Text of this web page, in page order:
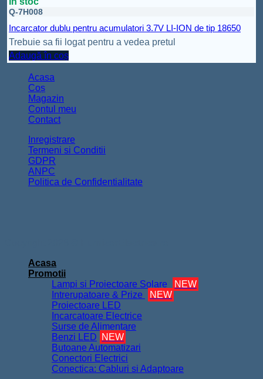
Q-7H008
Incarcator dublu pentru acumulatori 3.7V LI-ION de tip 18650
Trebuie sa fii logat pentru a vedea pretul
Adaugă în coș
Acasa
Coș
Magazin
Contul meu
Contact
Inregistrare
Termeni si Conditii
GDPR
ANPC
Politica de Confidentialitate
Acasa
Promotii
Lampi si Proiectoare Solare
NEW
Intrerupatoare & Prize
NEW
Proiectoare LED
Incarcatoare Electrice
Surse de Alimentare
Benzi LED
NEW
Butoane Automatizari
Conectori Electrici
Conectica: Cabluri si Adaptoare